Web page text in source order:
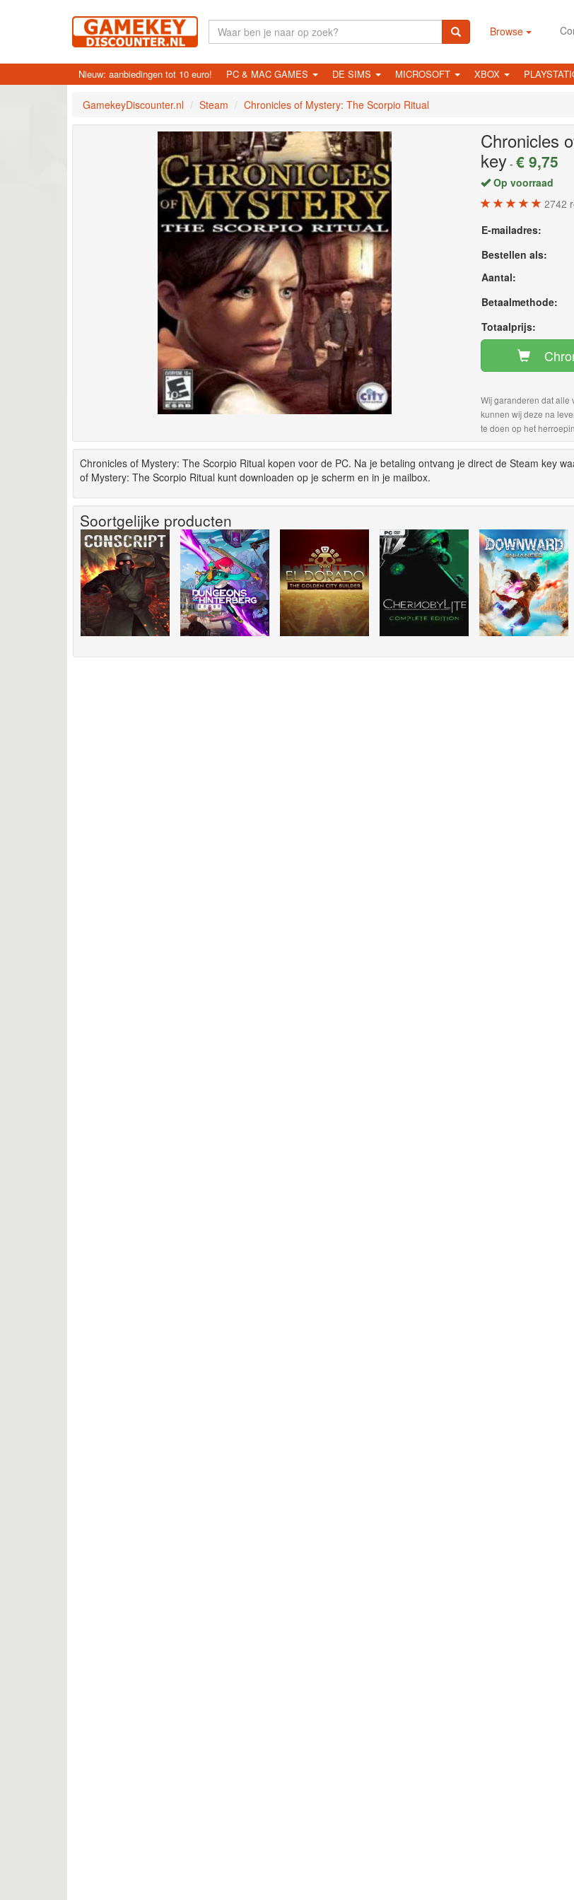
Browse
Nieuw: aanbiedingen tot 10 euro! PC & MAC GAMES DE SIMS MICROSOFT XBOX
GamekeyDiscounter.nl Steam Chronicles of Mystery: The Scorpio Ritual
Chronicles
key - € 9,75
Op voorraad
2742
E-mailadres:
Bestellen als:
Aantal:
Betaalmethode:
Totaalprijs:
Wij garanderen dat alle
kunnen wij deze na
te doen op het
Chronicles of Mystery: The Scorpio Ritual kopen voor de PC. Na je betaling ontvang je direct de Steam key
of Mystery: The Scorpio Ritual kunt downloaden op je scherm en in je mailbox.
Soortgelijke producten